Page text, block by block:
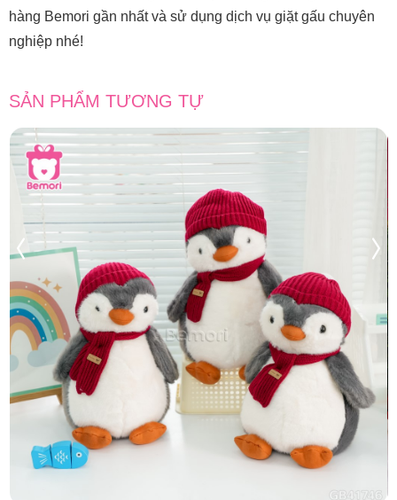
hàng Bemori gần nhất và sử dụng dịch vụ giặt gấu chuyên
nghiệp nhé!
SẢN PHẨM TƯƠNG TỰ